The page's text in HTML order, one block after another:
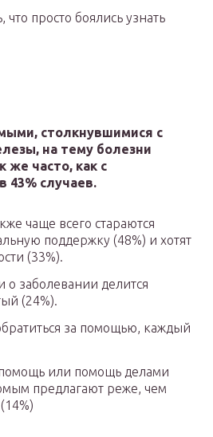
что просто боялись узнать
столкнувшимися с
на тему болезни
же часто, как с
43% случаев.
чаще всего стараются
поддержку (48%) и хотят
(33%).
заболевании делится
(24%).
за помощью, каждый
или помощь делами
предлагают реже, чем